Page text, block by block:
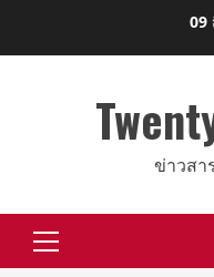
09
ข่าวสา
Primary